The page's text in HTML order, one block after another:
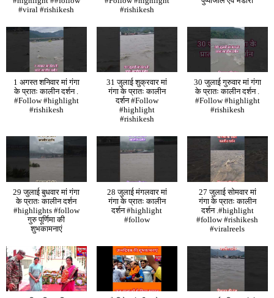
#viral #rishikesh
#rishikesh
1 अगस्त शनिवार मां गंगा
के प्रातः कालीन दर्शन .
#Follow #highlight
#rishikesh
31 जुलाई शुक्रवार मां
गंगा के प्रातः कालीन
दर्शन #Follow
#highlight
#rishikesh
30 जुलाई गुरुवार मां गंगा
के प्रातः कालीन दर्शन .
#Follow #highlight
#rishikesh
29 जुलाई बुधवार मां गंगा
के प्रातः कालीन दर्शन
#highlights #follow
गुरु पूर्णिमा की
शुभकामनाएं
28 जुलाई मंगलवार मां
गंगा के प्रातः कालीन
दर्शन #highlight
#follow
27 जुलाई सोमवार मां
गंगा के प्रातः कालीन
दर्शन .#highlight
#follow #rishikesh
#viralreels